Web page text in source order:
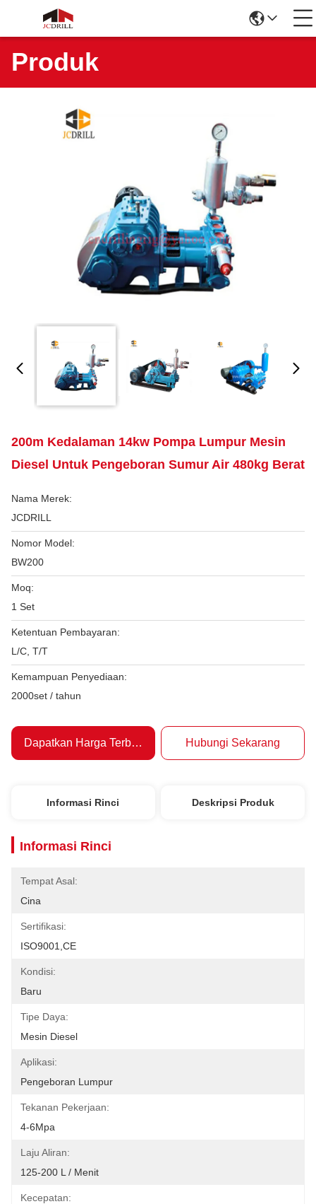
Produk
200m Kedalaman 14kw Pompa Lumpur Mesin
Diesel Untuk Pengeboran Sumur Air 480kg Berat
Nama Merek:
JCDRILL
Nomor Model:
BW200
Moq:
1 Set
Ketentuan Pembayaran:
L/C, T/T
Kemampuan Penyediaan:
2000set / tahun
Dapatkan Harga Terbaik Hubungi Sekarang
Informasi Rinci Deskripsi Produk
Informasi Rinci
Tempat Asal:
Cina
Sertifikasi:
ISO9001,CE
Kondisi:
Baru
Tipe Daya:
Mesin Diesel
Aplikasi:
Pengeboran Lumpur
Tekanan Pekerjaan:
4-6Mpa
Laju Aliran:
125-200 L / Menit
Kecepatan: